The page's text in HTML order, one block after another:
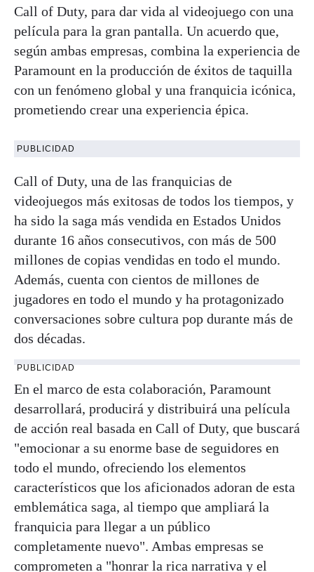
Call of Duty, para dar vida al videojuego con una
película para la gran pantalla. Un acuerdo que,
según ambas empresas, combina la experiencia de
Paramount en la producción de éxitos de taquilla
con un fenómeno global y una franquicia icónica,
prometiendo crear una experiencia épica.
PUBLICIDAD
Call of Duty, una de las franquicias de
videojuegos más exitosas de todos los tiempos, y
ha sido la saga más vendida en Estados Unidos
durante 16 años consecutivos, con más de 500
millones de copias vendidas en todo el mundo.
Además, cuenta con cientos de millones de
jugadores en todo el mundo y ha protagonizado
conversaciones sobre cultura pop durante más de
dos décadas.
PUBLICIDAD
En el marco de esta colaboración, Paramount
desarrollará, producirá y distribuirá una película
de acción real basada en Call of Duty, que buscará
"emocionar a su enorme base de seguidores en
todo el mundo, ofreciendo los elementos
característicos que los aficionados adoran de esta
emblemática saga, al tiempo que ampliará la
franquicia para llegar a un público
completamente nuevo". Ambas empresas se
comprometen a "honrar la rica narrativa y el